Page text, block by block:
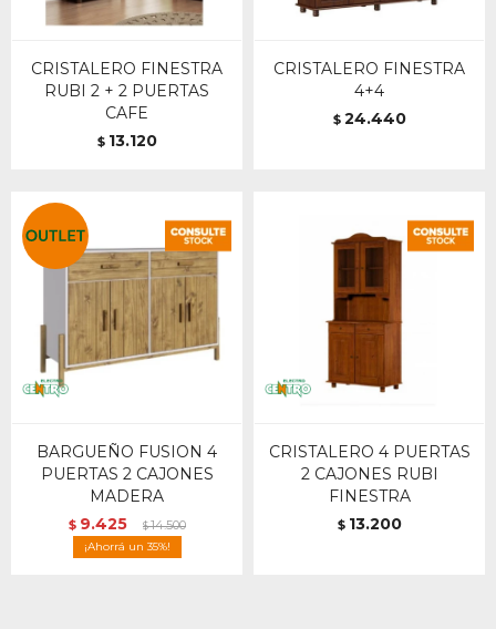
CRISTALERO FINESTRA
RUBI 2 + 2 PUERTAS
CAFE
$ 13.120
CRISTALERO FINESTRA
4+4
$ 24.440
BARGUEÑO FUSION 4
PUERTAS 2 CAJONES
MADERA
$ 9.425 $14.500
35
CRISTALERO 4 PUERTAS
2 CAJONES RUBI
FINESTRA
$ 13.200